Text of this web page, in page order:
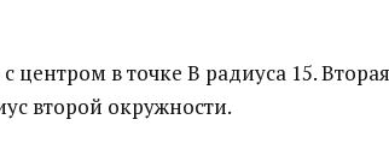
в точке В радиуса 15.
второй окружности.